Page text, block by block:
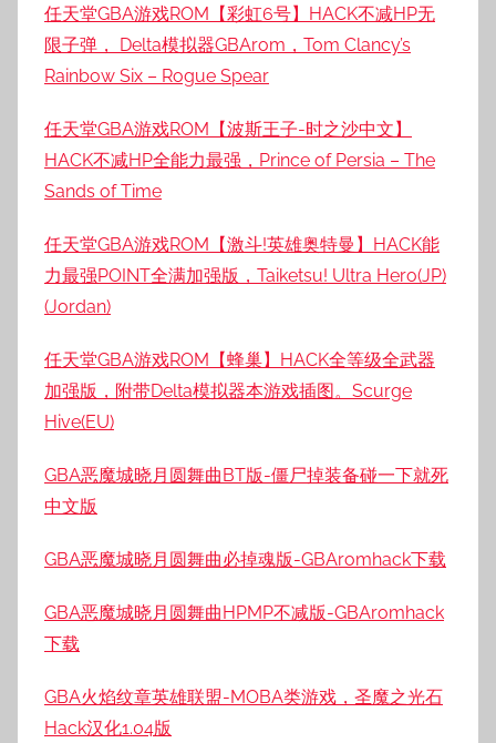
任天堂GBA游戏ROM【彩虹6号】HACK不减HP无
限子弹， Delta模拟器GBArom，Tom Clancy’s
Rainbow Six – Rogue Spear
任天堂GBA游戏ROM【波斯王子-时之沙中文】
HACK不减HP全能力最强，Prince of Persia – The
Sands of Time
任天堂GBA游戏ROM【激斗!英雄奥特曼】HACK能
力最强POINT全满加强版，Taiketsu! Ultra Hero(JP)
(Jordan)
任天堂GBA游戏ROM【蜂巢】HACK全等级全武器
加强版，附带Delta模拟器本游戏插图。Scurge
Hive(EU)
GBA恶魔城晓月圆舞曲BT版-僵尸掉装备碰一下就死
中文版
GBA恶魔城晓月圆舞曲必掉魂版-GBAromhack下载
GBA恶魔城晓月圆舞曲HPMP不减版-GBAromhack
下载
GBA火焰纹章英雄联盟-MOBA类游戏，圣魔之光石
Hack汉化1.04版